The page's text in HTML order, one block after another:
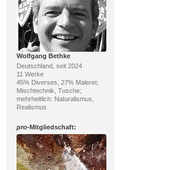
Wolfgang Bethke
Deutschland, seit 2024
11 Werke
45% Diverses, 27% Malerei;
Mischtechnik, Tusche;
mehrheitlich: Naturalismus,
Realismus
pro-Mitgliedschaft: